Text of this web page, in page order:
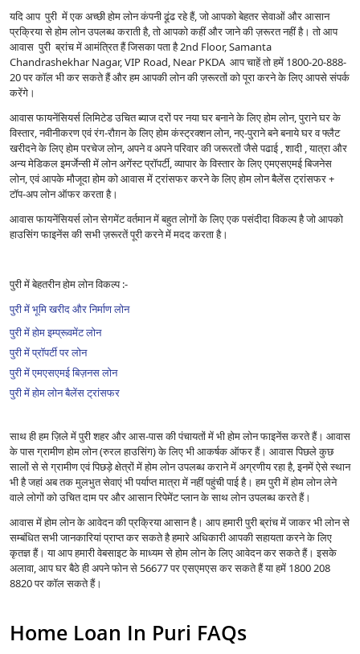
यदि आप पुरी में एक अच्छी होम लोन कंपनी ढूंढ रहे हैं, जो आपको बेहतर सेवाओं और आसान
प्रक्रिया से होम लोन उपलब्ध कराती है, तो आपको कहीं और जाने की ज़रूरत नहीं है। तो आप
आवास पुरी ब्रांच में आमंत्रित हैं जिसका पता है 2nd Floor, Samanta
Chandrashekhar Nagar, VIP Road, Near PKDA आप चाहें तो हमें 1800-20-888-
20 पर कॉल भी कर सकते हैं और हम आपकी लोन की ज़रूरतों को पूरा करने के लिए आपसे संपर्क
करेंगे।
आवास फायनेंसियर्स लिमिटेड उचित ब्याज दरों पर नया घर बनाने के लिए होम लोन, पुराने घर के
विस्तार, नवीनीकरण एवं रंग-रौग़न के लिए होम कंस्ट्रक्शन लोन, नए-पुराने बने बनाये घर व फ्लैट
खरीदने के लिए होम परचेज लोन, अपने व अपने परिवार की जरूरतों जैसे पढाई , शादी , यात्रा और
अन्य मेडिकल इमर्जेन्सी में लोन अगेंस्ट प्रॉपर्टी, व्यापार के विस्तार के लिए एमएसएमई बिजनेस
लोन, एवं आपके मौजूदा होम को आवास में ट्रांसफर करने के लिए होम लोन बैलेंस ट्रांसफर +
टॉप-अप लोन ऑफर करता है।
आवास फायनेंसियर्स लोन सेगमेंट वर्तमान में बहुत लोगों के लिए एक पसंदीदा विकल्प है जो आपको
हाउसिंग फाइनेंस की सभी ज़रूरतें पूरी करने में मदद करता है।
पुरी में बेहतरीन होम लोन विकल्प :-
पुरी में भूमि खरीद और निर्माण लोन
पुरी में होम इम्प्रूवमेंट लोन
पुरी में प्रॉपर्टी पर लोन
पुरी में एमएसएमई बिज़नस लोन
पुरी में होम लोन बैलेंस ट्रांसफर
साथ ही हम ज़िले में पुरी शहर और आस-पास की पंचायतों में भी होम लोन फाइनेंस करते हैं। आवास
के पास ग्रामीण होम लोन (रुरल हाउसिंग) के लिए भी आकर्षक ऑफर हैं। आवास पिछले कुछ
सालों से से ग्रामीण एवं पिछड़े क्षेत्रों में होम लोन उपलब्ध कराने में अग्रणीय रहा है, इनमें ऐसे स्थान
भी है जहां अब तक मुलभुत सेवाएं भी पर्याप्त मात्रा में नहीं पहुंची पाई है। हम पुरी में होम लोन लेने
वाले लोगों को उचित दाम पर और आसान रिपेमेंट प्लान के साथ लोन उपलब्ध करते हैं।
आवास में होम लोन के आवेदन की प्रक्रिया आसान है। आप हमारी पुरी ब्रांच में जाकर भी लोन से
सम्बंधित सभी जानकारियां प्राप्त कर सकते है हमारे अधिकारी आपकी सहायता करने के लिए
कृतज्ञ हैं। या आप हमारी वेबसाइट के माध्यम से होम लोन के लिए आवेदन कर सकते हैं। इसके
अलावा, आप घर बैठे ही अपने फोन से 56677 पर एसएमएस कर सकते हैं या हमें 1800 208
8820 पर कॉल सकते हैं।
Home Loan In Puri FAQs